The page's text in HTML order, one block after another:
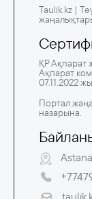
Taulik.kz |
ҚР Ақпарат
Ақпарат
07.11.2022
Портал
назарына.